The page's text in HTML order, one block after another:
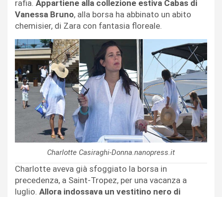
rafia. Appartiene alla collezione estiva Cabas di
Vanessa Bruno, alla borsa ha abbinato un abito
chemisier, di Zara con fantasia floreale.
Charlotte Casiraghi-Donna.nanopress.it
Charlotte aveva già sfoggiato la borsa in
precedenza, a Saint-Tropez, per una vacanza a
luglio. Allora indossava un vestitino nero di